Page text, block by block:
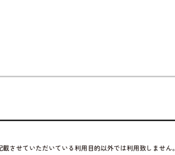
させていただいている利用目的以外では利用致しません。